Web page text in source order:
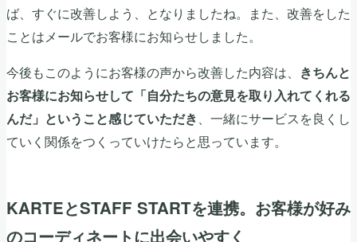
ば、すぐに改善しよう、となりましたね。また、改善をした
ことはメールでお客様にお知らせしました。
今後もこのようにお客様の声から改善した内容は、
きちんと
お客様にお知らせして「自分たちの意見を取り入れてくれる
んだ」ということ感じていただき、一緒にサービスを良くし
ていく関係をつくっていけたらと思っています。
KARTEとSTAFF STARTを連携。お客様が好み
のコーディネートに出会いやすく